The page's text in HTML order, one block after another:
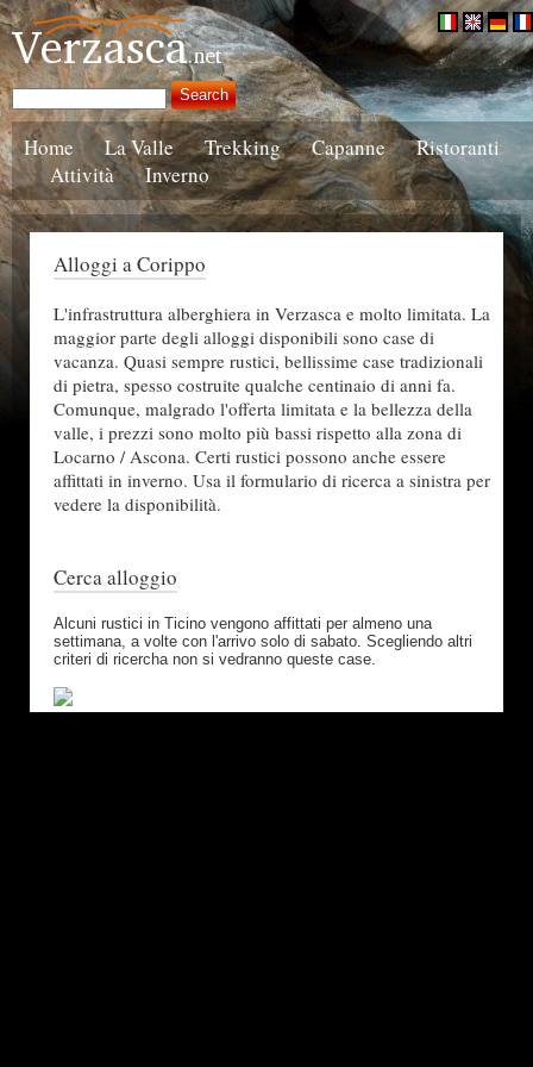
Home La Valle Trekking Capanne
Ristoranti
Attività
Inverno
Alloggi a Corippo
L'infrastruttura alberghiera in Verzasca e molto limitata. La
maggior parte degli alloggi disponibili sono case di
vacanza. Quasi sempre rustici, bellissime case tradizionali
di pietra, spesso costruite qualche centinaio di anni fa.
Comunque, malgrado l'offerta limitata e la bellezza della
valle, i prezzi sono molto più bassi rispetto alla zona di
Locarno / Ascona. Certi rustici possono anche essere
affittati in inverno. Usa il formulario di ricerca a sinistra per
vedere la disponibilità.
Cerca alloggio
Alcuni rustici in Ticino vengono affittati per almeno una
settimana, a volte con l'arrivo solo di sabato. Scegliendo altri
criteri di ricercha non si vedranno queste case.